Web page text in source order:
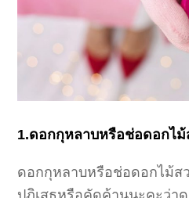
1.ดอกกุหลาบหรือช่อดอกไม้
ดอกกุหลาบหรือช่อดอกไม้ส
ปฏิเสธหรือคัดค้านนะคะว่า